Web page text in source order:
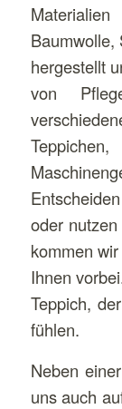
Baumwolle,
hergestellt
von
oder
kommen
Ihnen
Teppich,
fühlen.
Neben
uns auch